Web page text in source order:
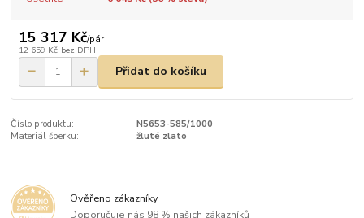
15 317 Kč/pár
12 659 Kč bez DPH
Přidat do košíku
Číslo produktu:
N5653-585/1000
Materiál šperku:
žluté zlato
Ověřeno zákazníky
Doporučuje nás 98 % našich zákazníků